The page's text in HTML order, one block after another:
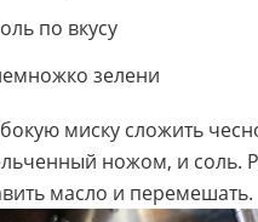
по вкусу
зелени
миску сложить
ножом, и соль.
масло и перемешать.